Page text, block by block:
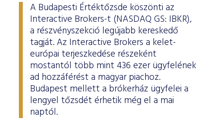
A Budapesti Értéktőzsde köszönti az
Interactive Brokers-t (NASDAQ GS: IBKR),
a részvényszekció legújabb kereskedő
tagját. Az Interactive Brokers a kelet-
európai terjeszkedése részeként
mostantól több mint 436 ezer ügyfelének
ad hozzáférést a magyar piachoz.
Budapest mellett a brókerház ügyfelei a
lengyel tőzsdét érhetik még el a mai
naptól.